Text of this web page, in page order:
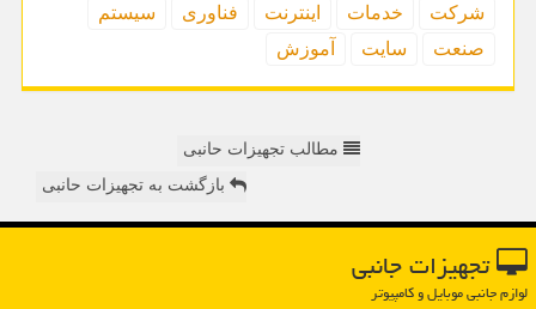
شركت خدمات اینترنت فناوری
سیستم
صنعت
سایت آموزش
مطالب تجهیزات حانبی
بازگشت به تجهیزات حانبی
تجهیزات جانبی
لوازم جانبی موبایل و کامپیوتر